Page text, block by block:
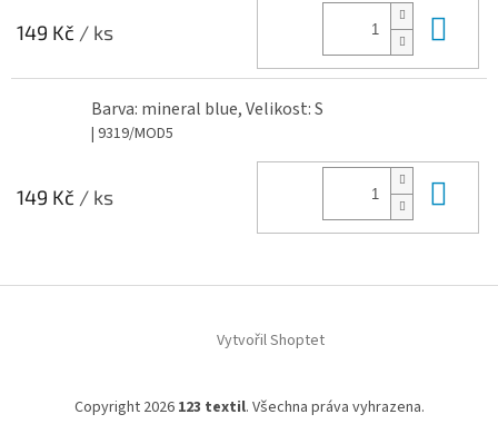
149 Kč / ks
Barva: mineral blue, Velikost: S
| 9319/MOD5
149 Kč / ks
Vytvořil Shoptet
Copyright 2026 123 textil. Všechna práva vyhrazena.